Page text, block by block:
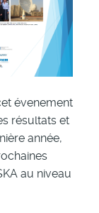
évenement
résultats et
année,
au niveau